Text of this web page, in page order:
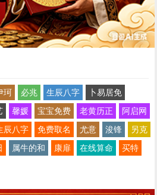
珂 必兆 生辰八字
卜易居免
馨媛 宝宝免费 老黄历正
阿启网
辰八字 免费取名 尤意 浚锋
另克
属牛的和 康扉 在线算命
买特